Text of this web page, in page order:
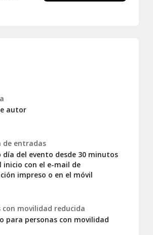
autor
de entradas
día del evento desde 30 minutos
inicio con el e-mail de
impreso o en el móvil
con movilidad reducida
para personas con movilidad